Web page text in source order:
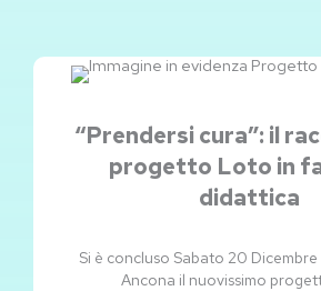
“Prendersi cura”: il
progetto Loto in
didattica
Si è concluso Sabato 20
Ancona il nuovissimo